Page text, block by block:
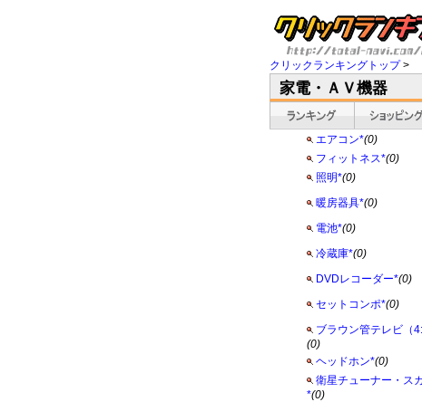
クリックランキングトップ>
家電・ＡＶ機器
エアコン*(0)
フィットネス*(0)
照明*(0)
暖房器具*(0)
電池*(0)
冷蔵庫*(0)
DVDレコーダー*(0)
セットコンポ*(0)
ブラウン管テレビ（
(0)
ヘッドホン*(0)
衛星チューナー・ス
*(0)